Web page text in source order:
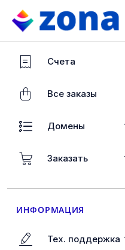
Счета
Все заказы
Домены
Заказать
ИНФОРМАЦИЯ
Тех. поддержка